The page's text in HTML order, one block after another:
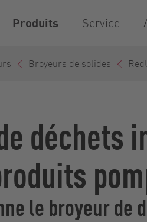
Produits Service
Broyeurs de solides
le broyeur de